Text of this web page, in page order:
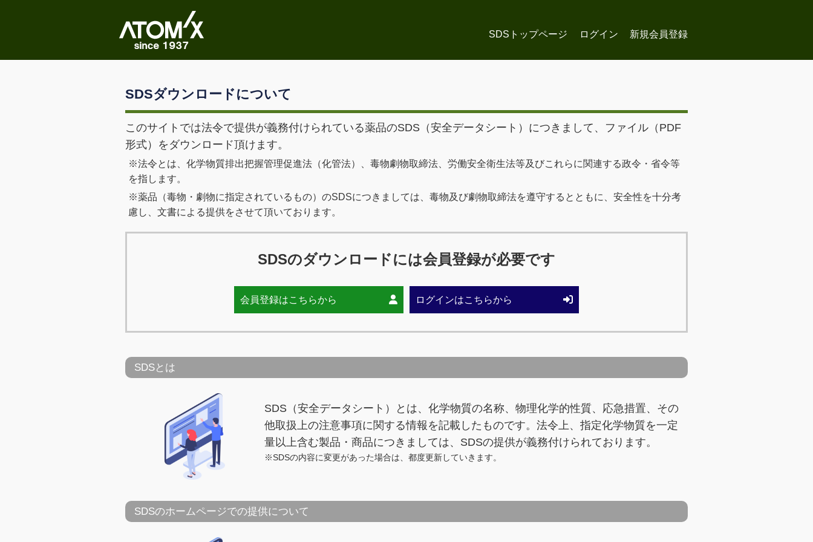
SDSトップページ ログイン 新規会員登録
SDSダウンロードについて
このサイトでは法令で提供が義務付けられている薬品のSDS（安全データシート）につきまして、ファイル（PDF
形式）をダウンロード頂けます。
※法令とは、化学物質排出把握管理促進法（化管法）、毒物劇物取締法、労働安全衛生法等及びこれらに関連する政令・省令等
を指します。
※薬品（毒物・劇物に指定されているもの）のSDSにつきましては、毒物及び劇物取締法を遵守するとともに、安全性を十分考
慮し、文書による提供をさせて頂いております。
SDSのダウンロードには会員登録が必要です
会員登録はこちらから ログインはこちらから
SDSとは
SDS（安全データシート）とは、化学物質の名称、物理化学的性質、応急措置、その
他取扱上の注意事項に関する情報を記載したものです。法令上、指定化学物質を一定
量以上含む製品・商品につきましては、SDSの提供が義務付けられております。
※SDSの内容に変更があった場合は、都度更新していきます。
SDSのホームページでの提供について